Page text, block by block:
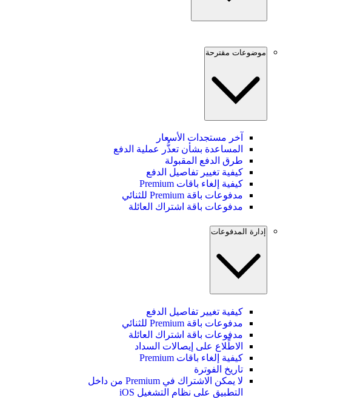
موضوعات مقترحة
آخر مستجدات الأسعار
المساعدة بشأن تعذُّر عملية الدفع
طرق الدفع المقبولة
كيفية تغيير تفاصيل الدفع
كيفية إلغاء باقات Premium
مدفوعات باقة Premium للثنائي
مدفوعات باقة اشتراك العائلة
إدارة المدفوعات
كيفية تغيير تفاصيل الدفع
مدفوعات باقة Premium للثنائي
مدفوعات باقة اشتراك العائلة
الاطِّلاع على إيصالات السداد
كيفية إلغاء باقات Premium
تاريخ الفوترة
لا يمكن الاشتراك في Premium من داخل
التطبيق على نظام التشغيل iOS